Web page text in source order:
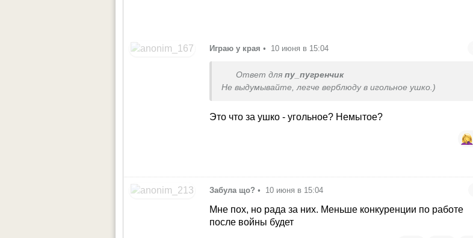
Играю у края • 10 июня в 15:04
Ответ для пу_пугренчик
Не выдумывайте, легче верблюду в игольное ушко.)
Это что за ушко - угольное? Немытое?
Забула що? • 10 июня в 15:04
Мне пох, но рада за них. Меньше конкуренции по работе
после войны будет